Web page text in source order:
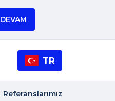
DEVAM
TR
Referanslarımız